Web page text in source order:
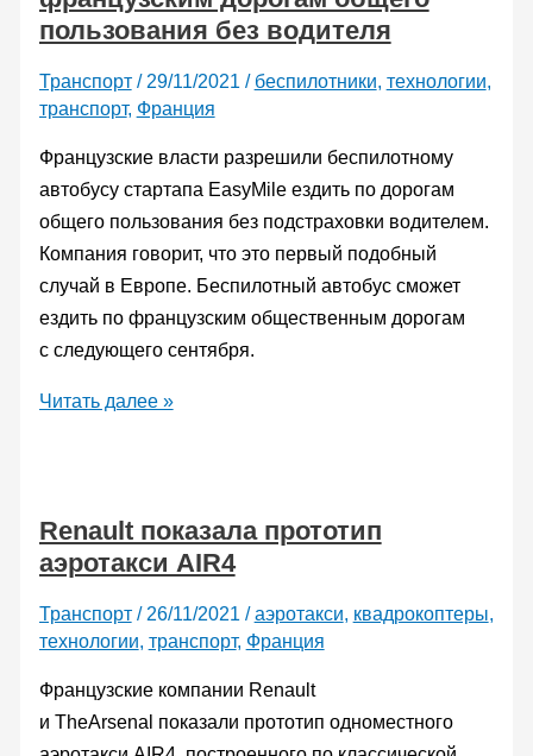
нового
—
«Дюге-
Труэн»
пользования без водителя
Транспорт/ 29/11/2021 / беспилотники, технологии,
транспорт, Франция
Французские власти разрешили беспилотному
автобусу стартапа EasyMile ездить по дорогам
общего пользования без подстраховки водителем.
Компания говорит, что это первый подобный
случай в Европе. Беспилотный автобус сможет
ездить по французским общественным дорогам
с следующего сентября.
Автономному
ездить
по
дорогам
общего
пользования
без
Читать далее »
Renault показала прототип
аэротакси AIR4
Транспорт/ 26/11/2021 /аэротакси, квадрокоптеры,
технологии, транспорт, Франция
Французские компании Renault
и TheArsenal показали прототип одноместного